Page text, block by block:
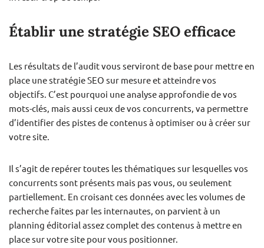
Établir une stratégie SEO efficace
Les résultats de l’audit vous serviront de base pour mettre en
place une stratégie SEO sur mesure et atteindre vos
objectifs. C’est pourquoi une analyse approfondie de vos
mots-clés, mais aussi ceux de vos concurrents, va permettre
d’identifier des pistes de contenus à optimiser ou à créer sur
votre site.
Il s’agit de repérer toutes les thématiques sur lesquelles vos
concurrents sont présents mais pas vous, ou seulement
partiellement. En croisant ces données avec les volumes de
recherche faites par les internautes, on parvient à un
planning éditorial assez complet des contenus à mettre en
place sur votre site pour vous positionner.